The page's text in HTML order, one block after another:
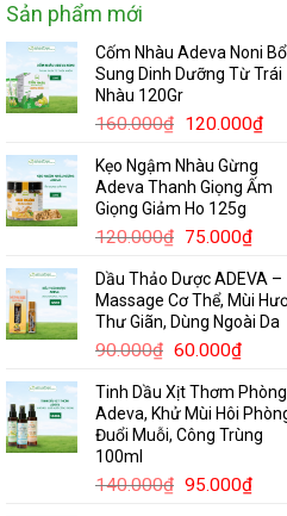
Sản phẩm mới
Cốm Nhàu Adeva Noni Bổ
Sung Dinh Dưỡng Từ Trái
Nhàu 120Gr
160.000₫ Giá
là:
160.000₫.
120.000₫Giá
là:
Kẹo Ngậm Nhàu Gừng
Adeva Thanh Giọng Ấm
Giọng Giảm Ho 125g
120.000₫ Giá
là:
120.000₫.
75.000₫Giá
tại
là:
Dầu Thảo Dược ADEVA –
Massage Cơ Thể, Mùi
Thư Giãn, Dùng Ngoài Da
90.000₫ Giá
là:
90.000₫.
60.000₫Giá
tại
là:
Tinh Dầu Xịt Thơm Phòng
Adeva, Khử Mùi Hôi
Đuổi Muỗi, Công Trùng
100ml
140.000₫ Giá
95.000₫Giá